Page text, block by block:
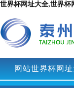
世界杯网址大全,世界杯
网站世界杯网